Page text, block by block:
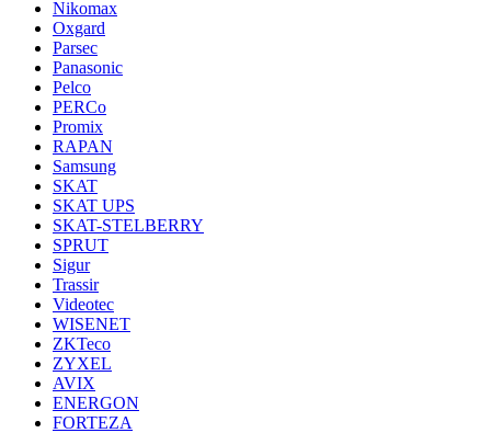
Nikomax
Oxgard
Parsec
Panasonic
Pelco
PERCo
Promix
RAPAN
Samsung
SKAT
SKAT UPS
SKAT-STELBERRY
SPRUT
Sigur
Trassir
Videotec
WISENET
ZKTeco
ZYXEL
AVIX
ENERGON
FORTEZA